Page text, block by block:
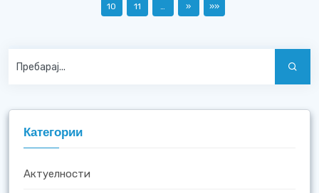
10 11 … » »»
Категории
Актуелности